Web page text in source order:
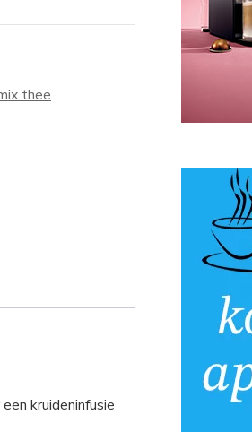
thee
kruideninfusie